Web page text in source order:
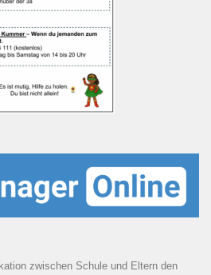
zwischen Schule und Eltern den